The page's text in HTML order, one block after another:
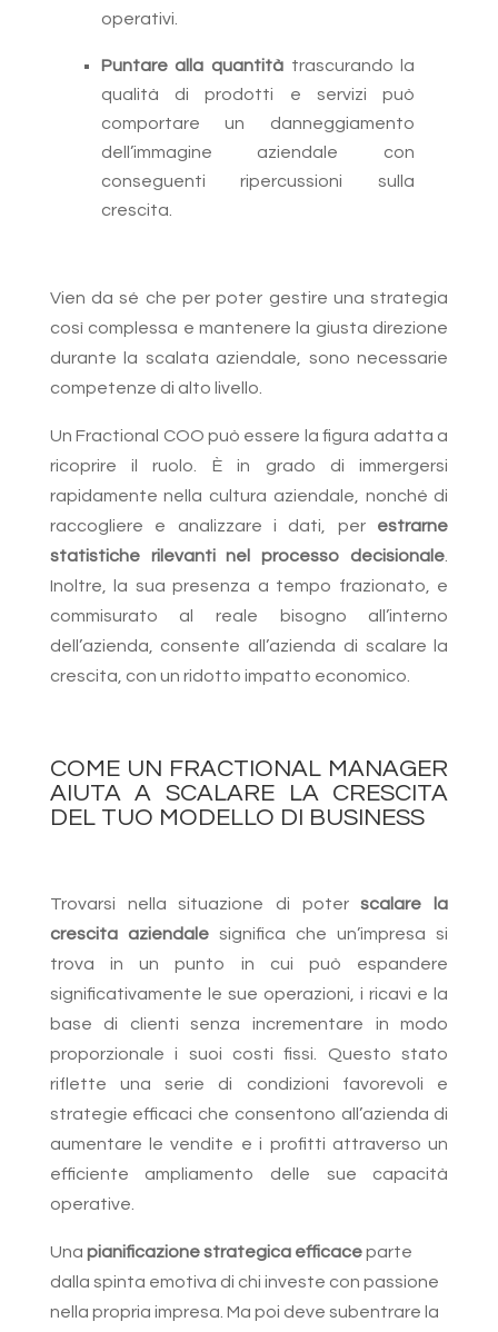
operativi.
Puntare alla quantità trascurando la
qualità di prodotti e servizi può
comportare un danneggiamento
dell’immagine aziendale con
conseguenti ripercussioni sulla
crescita.
Vien da sé che per poter gestire una strategia
così complessa e mantenere la giusta direzione
durante la scalata aziendale, sono necessarie
competenze di alto livello.
Un Fractional COO può essere la figura adatta a
ricoprire il ruolo. È in grado di immergersi
rapidamente nella cultura aziendale, nonché di
raccogliere e analizzare i dati, per estrarne
statistiche rilevanti nel processo decisionale
Inoltre, la sua presenza a tempo frazionato, e
commisurato al reale bisogno all’interno
dell’azienda, consente all’azienda di scalare la
crescita, con un ridotto impatto economico.
COME UN FRACTIONAL MANAGER
AIUTA A SCALARE LA CRESCITA
DEL TUO MODELLO DI BUSINESS
Trovarsi nella situazione di poterscalare la
crescita aziendalesignifica che un’impresa si
trova in un punto in cui può espandere
significativamente le sue operazioni, i ricavi e la
base di clienti senza incrementare in modo
proporzionale i suoi costi fissi. Questo stato
riflette una serie di condizioni favorevoli e
strategie efficaci che consentono all’azienda di
aumentare le vendite e i profitti attraverso un
efficiente ampliamento delle sue capacità
operative.
Una pianificazione strategica efficaceparte
dalla spinta emotiva di chi investe con passione
nella propria impresa. Ma poi deve subentrare la